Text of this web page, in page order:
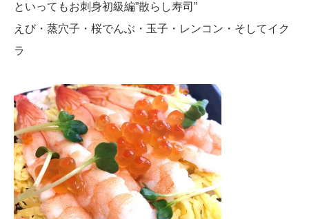
といってもお刺身初級編”散らし寿司”
えび・蒸穴子・桜でんぶ・玉子・レンコン・そしてイク
ラ